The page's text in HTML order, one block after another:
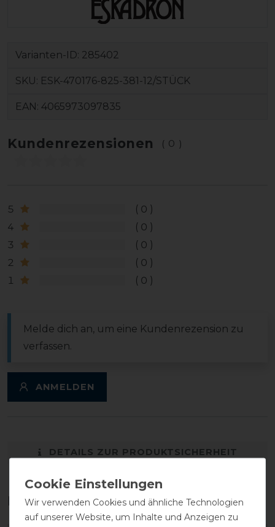
Varianten-ID: 285402
SKU: ESK-470176-825-381-12/STÜCK
EAN: 4065973097835
Kundenrezensionen (0)
5
0
4
0
3
0
2
0
1
0
Melde dich an, um eine Kundenrezension zu
verfassen.
ANMELDEN
DETAILS ZUR PRODUKTSICHERHEIT
Das perfekte Zubehör für dich
Wir verwenden Cookies und ähnliche Technologien
auf unserer Website, um Inhalte und Anzeigen zu